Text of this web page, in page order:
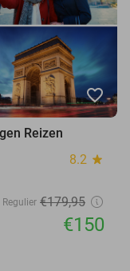
favorite_border
Reizen
8.2 star
Regulier €179,95
€150